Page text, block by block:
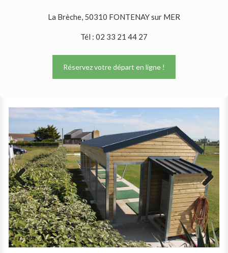
La Brèche, 50310 FONTENAY sur MER
Tél : 02 33 21 44 27
Réservez votre départ en ligne !
Previous Next